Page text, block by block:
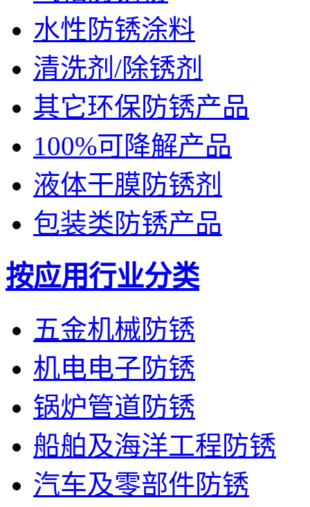
水性防锈涂料
清洗剂/除锈剂
其它环保防锈产品
100%可降解产品
液体干膜防锈剂
包装类防锈产品
按应用行业分类
五金机械防锈
机电电子防锈
锅炉管道防锈
船舶及海洋工程防锈
汽车及零部件防锈